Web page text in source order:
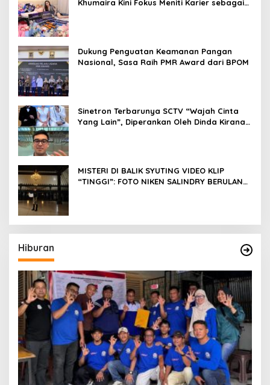
Khumaira Kini Fokus Meniti Karier sebagai
Dukung Penguatan Keamanan Pangan
Nasional, Sasa Raih PMR Award dari BPOM
Sinetron Terbarunya SCTV “Wajah Cinta
Yang Lain”, Diperankan Oleh Dinda Kirana,
MISTERI DI BALIK SYUTING VIDEO KLIP
“TINGGI”: FOTO NIKEN SALINDRY BERULANG
Hiburan